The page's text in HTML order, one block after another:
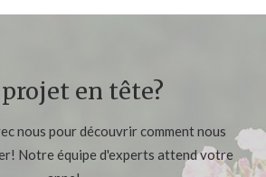
en tête?
nous pour découvrir comment nous
Notre équipe d'experts attend votre